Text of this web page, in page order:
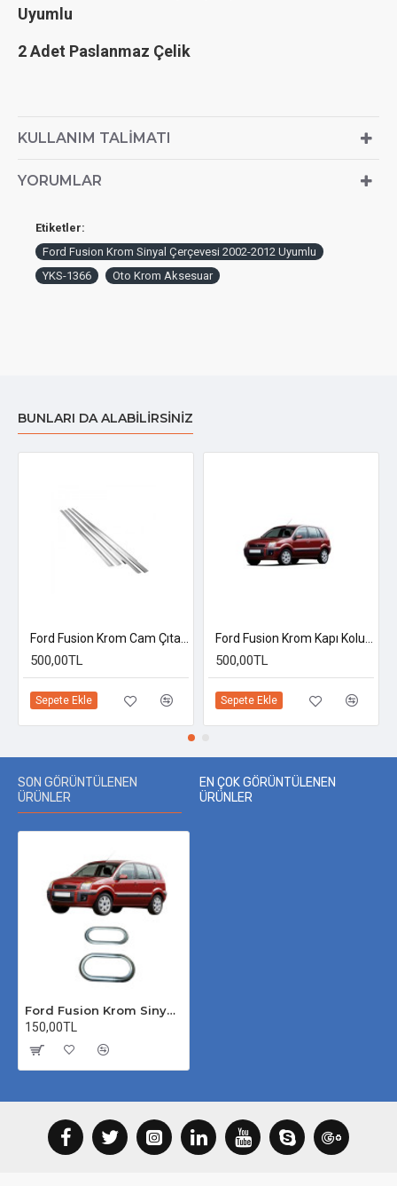
Uyumlu
2 Adet Paslanmaz Çelik
KULLANIM TALIMATI
YORUMLAR
Etiketler:
Ford Fusion Krom Sinyal Çerçevesi 2002-2012 Uyumlu
YKS-1366
Oto Krom Aksesuar
BUNLARI DA ALABILIRSINIZ
500,00TL
Sepete Ekle
500,00TL
Sepete Ekle
SON GÖRÜNTÜLENEN
ÜRÜNLER
EN ÇOK GÖRÜNTÜLENEN
ÜRÜNLER
Ford Fusion Krom Sinyal Çerçevesi 2002-2012 Uyumlu
150,00TL